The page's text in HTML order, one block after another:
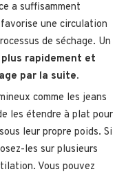
a suffisamment
une circulation
de séchage. Un
rapidement et
par la suite.
comme les jeans
les étendre à plat pour
leur propre poids. Si
les sur plusieurs
Vous pouvez